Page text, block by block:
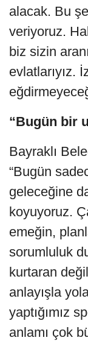
alacak. Bu
veriyoruz.
biz sizin
evlatlarıyız.
“Bugün bir
Bayraklı
“Bugün
geleceğine
koyuyoruz.
emeğin,
sorumluluk
kurtaran
anlayışla yola
yaptığımız
anlamı çok